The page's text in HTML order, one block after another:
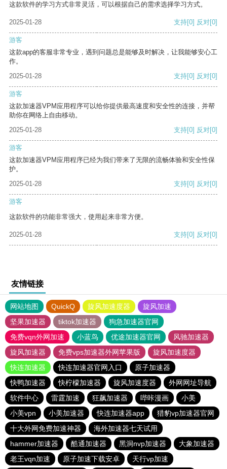
这款软件的学习方式非常灵活，可以根据自己的需求选择学习方式。
2025-01-28 支持[0] 反对[0]
游客
这款app的客服非常专业，遇到问题总是能够及时解决，让我能够安心工
作。
2025-01-28
支持[0] 反对[0]
游客
这款加速器VPM应用程序可以给你提供最高速度和安全性的连接，并帮
助你在网络上自由移动。
2025-01-28
支持[0] 反对[0]
游客
这款加速器VPM应用程序已经为我们带来了无限的流畅体验和安全性保
护。
2025-01-28
支持[0] 反对[0]
游客
这款软件的功能非常强大，使用起来非常方便。
2025-01-28 支持[0] 反对[0]
友情链接
网站地图 QuickQ 旋风加速度器
旋风加速
坚果加速器
tiktok加速器
狗急加速器官网
免费vqn外网加速
小蓝鸟 优途加速器官网
风驰加速器
旋风加速器
免费vps加速器外网苹果版
旋风加速度器
快连加速器
快连加速器官网入口
原子加速器
快鸭加速器
快柠檬加速器 旋风加速度器
外网网址导航
软件中心
雷霆加速 狂飙加速器 哔咔漫画
小美
小美vpn
小美加速器 快连加速器app
猎豹vp加速器官网
十大外网免费加速神器
海外加速器七天试用
hammer加速器
酷通加速器 黑洞nvp加速器
大象加速器
老王vqn加速
原子加速下载安卓 天行vp加速